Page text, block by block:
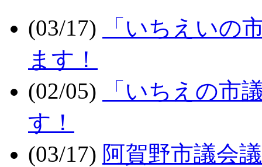
(03/17)
「いちえいの
ます！
(02/05)
「いちえの市
す！
(03/17) 阿賀野市議会